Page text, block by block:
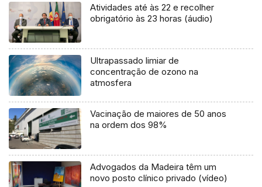
Atividades até às 22 e recolher
obrigatório às 23 horas (áudio)
Ultrapassado limiar de
concentração de ozono na
atmosfera
Vacinação de maiores de 50 anos
na ordem dos 98%
Advogados da Madeira têm um
novo posto clínico privado (vídeo)